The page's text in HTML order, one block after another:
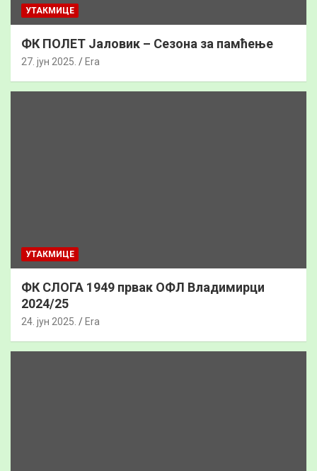
УТАКМИЦЕ
ФК ПОЛЕТ Јаловик – Сезона за памћење
27. јун 2025. Era
УТАКМИЦЕ
ФК СЛОГА 1949 првак ОФЛ Владимирци
2024/25
24. јун 2025. Era